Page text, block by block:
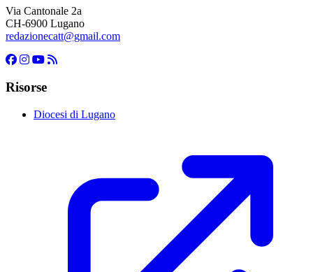
Via Cantonale 2a
CH-6900 Lugano
redazionecatt@gmail.com
Risorse
Diocesi di Lugano